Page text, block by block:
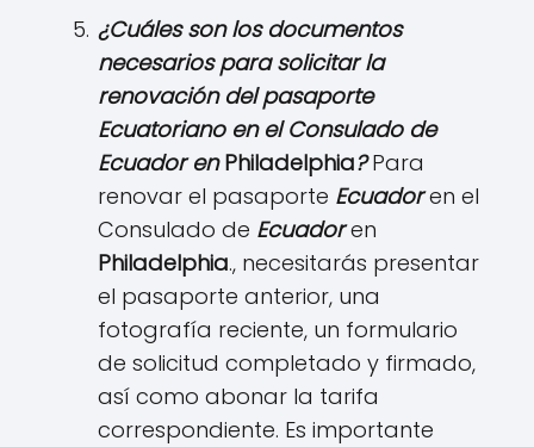
¿Cuáles son los documentos
necesarios para solicitar la
renovación del pasaporte
Ecuatoriano en el Consulado de
EcuadorenPhiladelphia?Para
renovar el pasaporte Ecuadoren el
Consulado de Ecuadoren
Philadelphia., necesitarás presentar
el pasaporte anterior, una
fotografía reciente, un formulario
de solicitud completado y firmado,
así como abonar la tarifa
correspondiente. Es importante